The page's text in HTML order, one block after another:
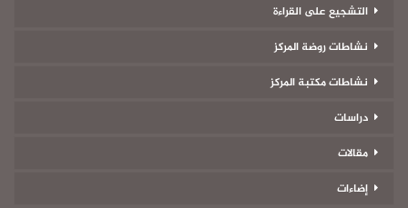
التشجيع على القراءة
نشاطات روضة المركز
نشاطات مكتبة المركز
دراسات
مقالات
إضاءات